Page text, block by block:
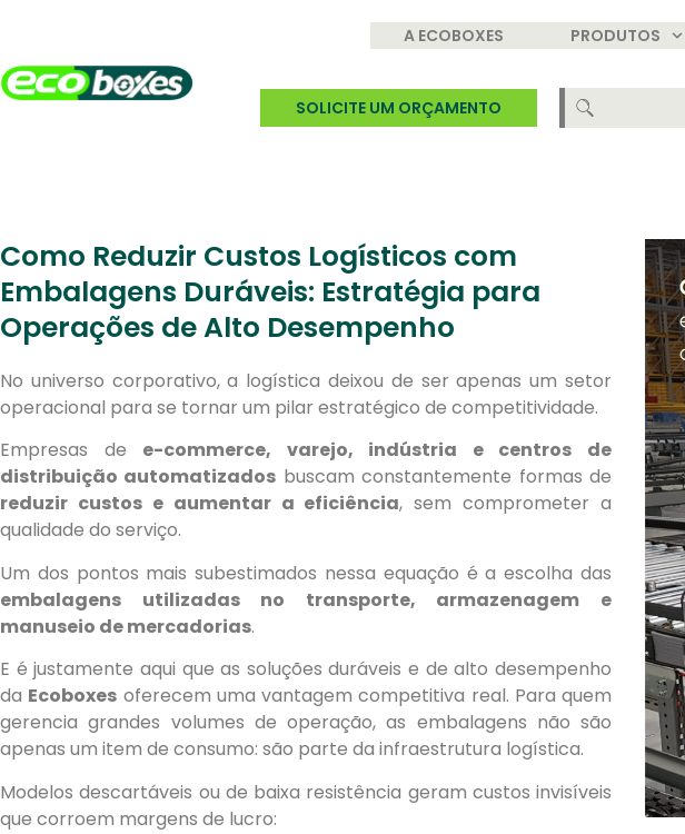
A ECOBOXES PRODUTOS
SOLICITE UM ORÇAMENTO
Como Reduzir Custos Logísticos com
Embalagens Duráveis: Estratégia para
Operações de Alto Desempenho
No universo corporativo, a logística deixou de ser apenas um setor
operacional para se tornar um pilar estratégico de competitividade.
Empresas de e-commerce, varejo, indústria e centros de
distribuição automatizados buscam constantemente formas de
reduzir custos e aumentar a eficiência, sem comprometer a
qualidade do serviço.
Um dos pontos mais subestimados nessa equação é a escolha das
embalagens utilizadas no transporte, armazenagem e
manuseio de mercadorias.
E é justamente aqui que as soluções duráveis e de alto desempenho
da Ecoboxes oferecem uma vantagem competitiva real. Para quem
gerencia grandes volumes de operação, as embalagens não são
apenas um item de consumo: são parte da infraestrutura logística.
Modelos descartáveis ou de baixa resistência geram custos invisíveis
que corroem margens de lucro: